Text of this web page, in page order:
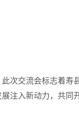
此次交流会标志着寿
展注入新动力，共同